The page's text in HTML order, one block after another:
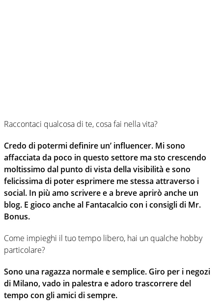
Raccontaci qualcosa di te, cosa fai nella vita?
Credo di potermi definire un’ influencer. Mi sono
affacciata da poco in questo settore ma sto crescendo
moltissimo dal punto di vista della visibilità e sono
felicissima di poter esprimere me stessa attraverso i
social. In più amo scrivere e a breve aprirò anche un
blog. E gioco anche al Fantacalcio con i consigli di Mr.
Bonus.
Come impieghi il tuo tempo libero, hai un qualche hobby
particolare?
Sono una ragazza normale e semplice. Giro per i negozi
di Milano, vado in palestra e adoro trascorrere del
tempo con gli amici di sempre.